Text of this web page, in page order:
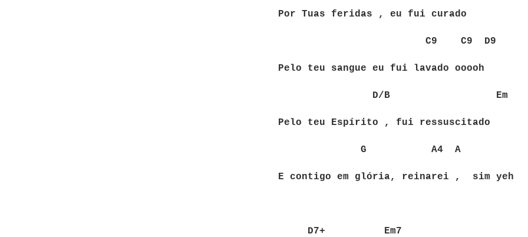
Por Tuas feridas , eu fui curado
C9 C9 D9
Pelo teu sangue eu fui lavado ooooh
D/B Em
Pelo teu Espírito , fui ressuscitado
G A4 A
E contigo em glória, reinarei , sim yeh
D7+ Em7